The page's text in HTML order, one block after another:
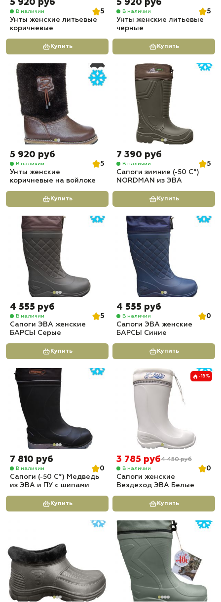
5 920 руб
В наличии
5
Унты женские литьевые
коричневые
Купить
5 920 руб
В наличии
5
Унты женские литьевые
черные
Купить
5 920 руб
В наличии
5
Унты женские
коричневые на войлоке
Купить
7 390 руб
В наличии
5
Сапоги зимние (-50 С°)
NORDMAN из ЭВА
Купить
4 555 руб
В наличии
5
Сапоги ЭВА женские
БАРСЫ Серые
Купить
4 555 руб
В наличии
0
Сапоги ЭВА женские
БАРСЫ Синие
Купить
7 810 руб
В наличии
0
Сапоги (-50 С°) Медведь
из ЭВА и ПУ с шипами
Купить
-15%
3 785 руб4 450 руб
В наличии
0
Сапоги женские
Вездеход ЭВА Белые
Купить